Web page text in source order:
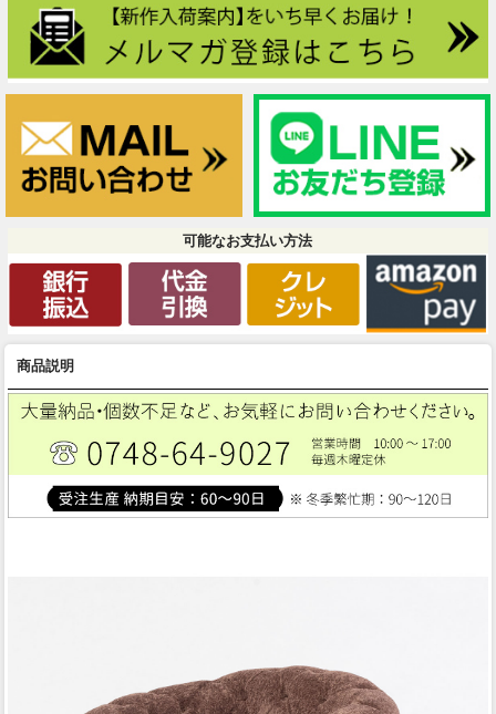
可能なお支払い方法
商品説明